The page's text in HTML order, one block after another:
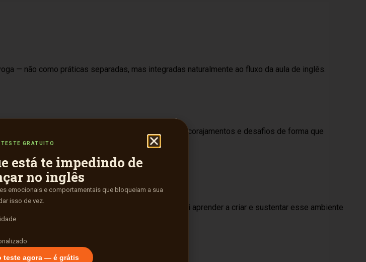
— não como práticas separadas, mas integradas naturalmente ao fluxo da aula de inglês.
Você vai aprender a comunicar correções, encorajamentos e desafios de forma que
para tentar, errar, tentar de novo. Você vai aprender a criar e sustentar esse ambiente
TESTE GRATUITO
está te impedindo de
no inglês
emocionais e comportamentais que bloqueiam a sua
isso de vez.
teste agora — é grátis